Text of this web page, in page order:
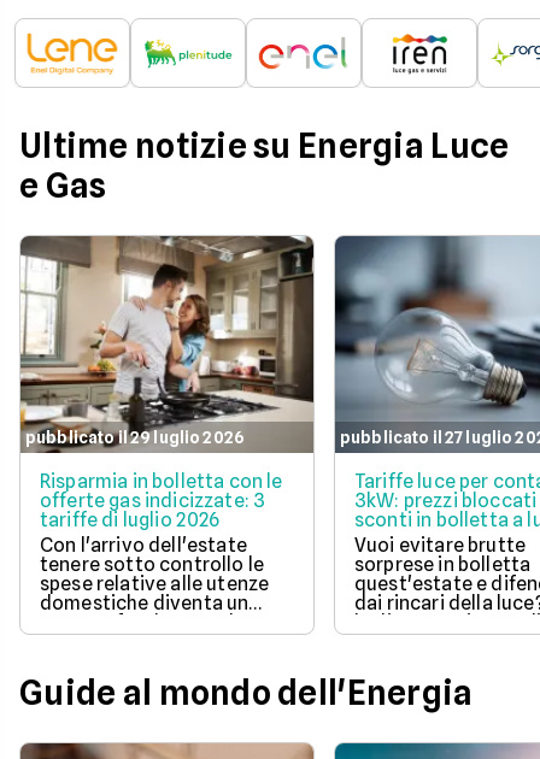
Ultime notizie su Energia Luce
e Gas
pubblicato il 29 luglio 2026
Risparmia in bolletta con le
offerte gas indicizzate: 3
tariffe di luglio 2026
Con l'arrivo dell'estate
tenere sotto controllo le
spese relative alle utenze
domestiche diventa un
la pianificazione del bilancio
soluzione a prezzo variabile
consente di agganciare la
all'andamento aggiornato
pubblicato il 27 luglio
Tariffe luce per
3kW: prezzi bloccati
sconti in bolletta a
2026
Vuoi evitare brutte
sorprese in bolletta
quest'estate e
dai rincari della
offerte con prezzo
aiutano a tenere
controllo le spese di
Scopri la soluzione
conveniente per te
Guide al mondo dell'Energia